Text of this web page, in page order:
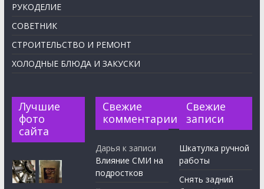
РУКОДЕЛИЕ
СОВЕТНИК
СТРОИТЕЛЬСТВО И РЕМОНТ
ХОЛОДНЫЕ БЛЮДА И ЗАКУСКИ
Лучшие
фото
сайта
Свежие
комментарии
Дарья к записи
Влияние СМИ на
подростков
Свежие
записи
Шкатулка ручной
работы
Снять задний